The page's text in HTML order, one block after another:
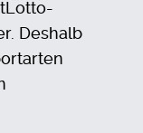
Deshalb